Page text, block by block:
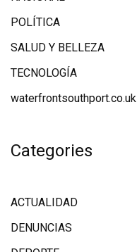
POLÍTICA
SALUD Y BELLEZA
TECNOLOGÍA
waterfrontsouthport.co.uk
Categories
ACTUALIDAD
DENUNCIAS